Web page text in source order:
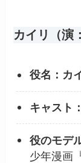
カイリ（演
役名：カ
キャスト
役のモデ
少年漫画